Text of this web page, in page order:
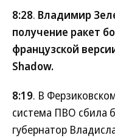
8:28. Владимир
получение ракет
французской
Shadow.
8:19. В
система ПВО сбила
губернатор